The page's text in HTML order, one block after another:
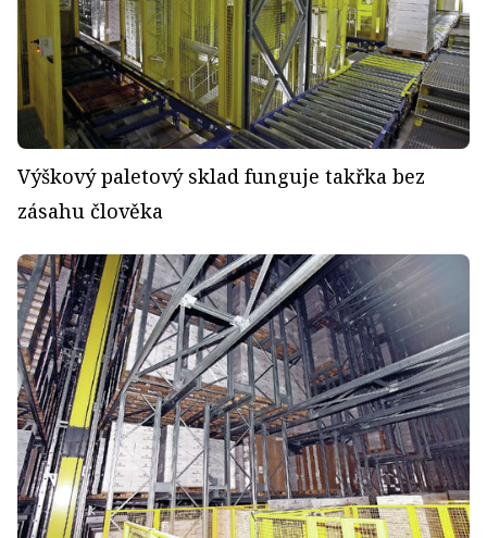
Výškový paletový sklad funguje takřka bez
zásahu člověka